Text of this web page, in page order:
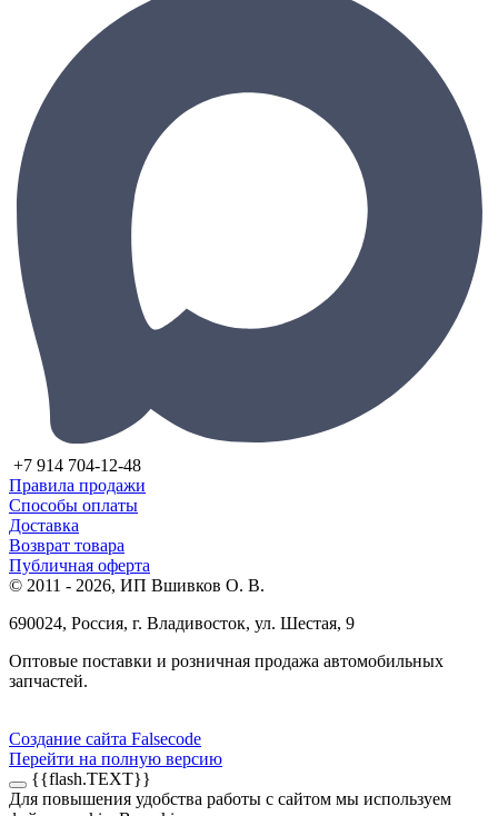
+7 914 704-12-48
Правила продажи
Способы оплаты
Доставка
Возврат товара
Публичная оферта
© 2011 - 2026, ИП Вшивков О. В.
690024, Россия, г. Владивосток, ул. Шестая, 9
Оптовые поставки и розничная продажа автомобильных
запчастей.
Создание сайта Falsecode
Перейти на полную версию
{{flash.TEXT}}
Для повышения удобства работы с сайтом мы используем